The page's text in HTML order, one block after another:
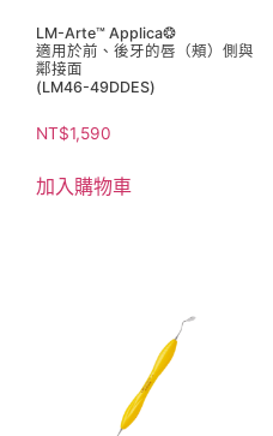
LM-Arte™ Applica❂
適用於前、後牙的唇（頰）側與
鄰接面
(LM46-49DDES)
NT$1,590
加入購物車